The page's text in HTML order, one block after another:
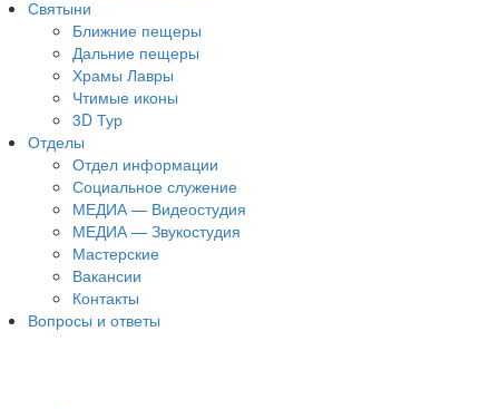
Святыни
Ближние пещеры
Дальние пещеры
Храмы Лавры
Чтимые иконы
3D Тур
Отделы
Отдел информации
Социальное служение
МЕДИА — Видеостудия
МЕДИА — Звукостудия
Мастерские
Вакансии
Контакты
Вопросы и ответы